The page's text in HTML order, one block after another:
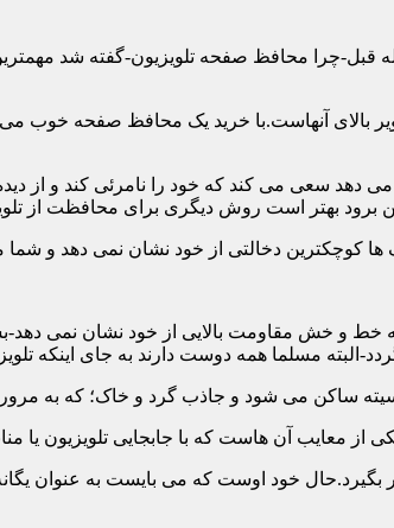
قبل-چرا محافظ صفحه تلویزیون-گفته شد
آنهاست.با خرید یک محافظ صفحه خوب می
سعی می کند که خود را نامرئی کند و از
برود بهتر است روش دیگری برای محافظت از
خش مقاومت بالایی از خود نشان نمی دهد-
مسلما همه دوست دارند به جای اینکه
خود اوست که می بایست به عنوان